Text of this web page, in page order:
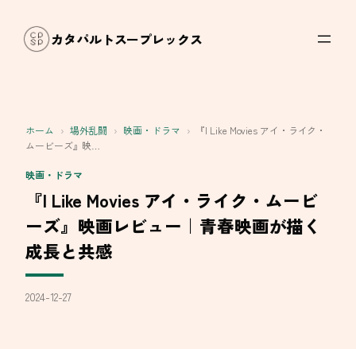
カタパルトスープレックス
ホーム › 場外乱闘 › 映画・ドラマ ›
『I Like Movies アイ・ライク・
ムービーズ』映…
映画・ドラマ
『I Like Movies アイ・ライク・ムービ
ーズ』映画レビュー｜青春映画が描く
成長と共感
2024-12-27